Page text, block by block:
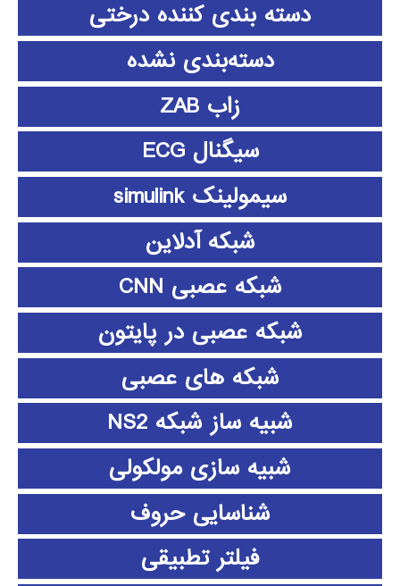
دسته بندی کننده درختی
دسته‌بندی نشده
زاب ZAB
سیگنال ECG
سیمولینک simulink
شبکه آدلاین
شبکه عصبی CNN
شبکه عصبی در پایتون
شبکه های عصبی
شبیه ساز شبکه NS2
شبیه سازی مولکولی
شناسایی حروف
فیلتر تطبیقی